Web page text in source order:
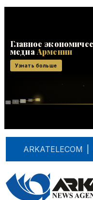
ARKATELECOM